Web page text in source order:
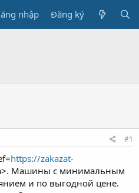
nhập Đăng ký
#1
https://zakazat-
a>. Машины с минимальным
и по выгодной цене.